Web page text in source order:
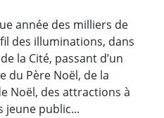
année des milliers de
des illuminations, dans
la Cité, passant d’un
du Père Noël, de la
Noël, des attractions à
jeune public...